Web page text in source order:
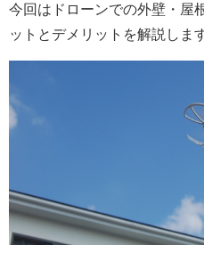
今回はドローンでの外壁・屋
ットとデメリットを解説します